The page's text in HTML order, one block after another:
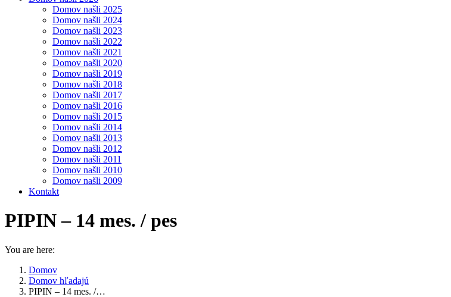
Domov našli 2025
Domov našli 2024
Domov našli 2023
Domov našli 2022
Domov našli 2021
Domov našli 2020
Domov našli 2019
Domov našli 2018
Domov našli 2017
Domov našli 2016
Domov našli 2015
Domov našli 2014
Domov našli 2013
Domov našli 2012
Domov našli 2011
Domov našli 2010
Domov našli 2009
Kontakt
PIPIN – 14 mes. / pes
You are here:
Domov
Domov hľadajú
PIPIN – 14 mes. /…